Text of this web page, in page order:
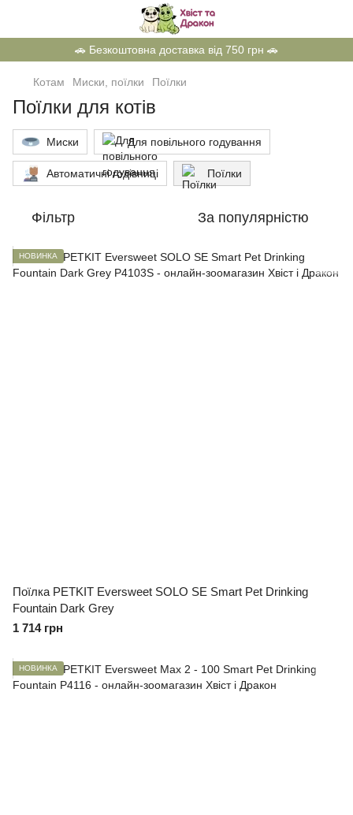
🚗 Безкоштовна доставка від 750 грн 🚗
Котам Миски, поїлки Поїлки
Поїлки для котів
Миски Для повільного годування
Автоматичні годівниці Поїлки
Фільтр За популярністю
НОВИНКА
Поїлка PETKIT Eversweet SOLO SE Smart Pet Drinking
Fountain Dark Grey
1 714 грн
НОВИНКА